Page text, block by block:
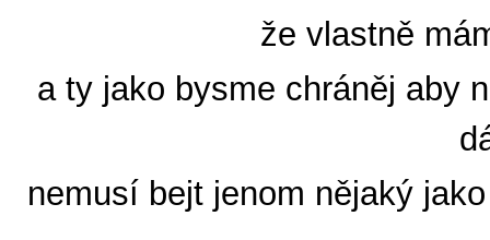
že vlastně
a ty jako bysme chráněj aby
nemusí bejt jenom nějaký